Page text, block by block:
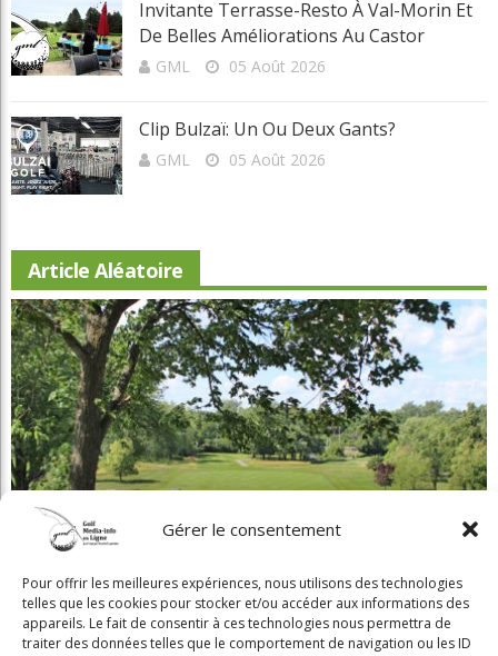
Gérer le consentement
Pour offrir les meilleures expériences, nous utilisons des technologies
telles que les cookies pour stocker et/ou accéder aux informations des
appareils. Le fait de consentir à ces technologies nous permettra de
traiter des données telles que le comportement de navigation ou les ID
Invitante Terrasse-Resto À Val-Morin Et
De Belles Améliorations Au Castor
GML 05 Août 2026
Clip Bulzaï: Un Ou Deux Gants?
GML 05 Août 2026
Article Aléatoire
Beaconsfield renoue avec son look d'antan